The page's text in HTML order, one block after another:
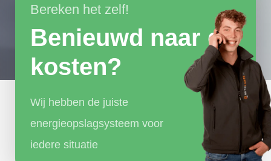
Bereken het zelf!
Benieuwd naar de
kosten?
Wij hebben de juiste
energieopslagsysteem voor
iedere situatie